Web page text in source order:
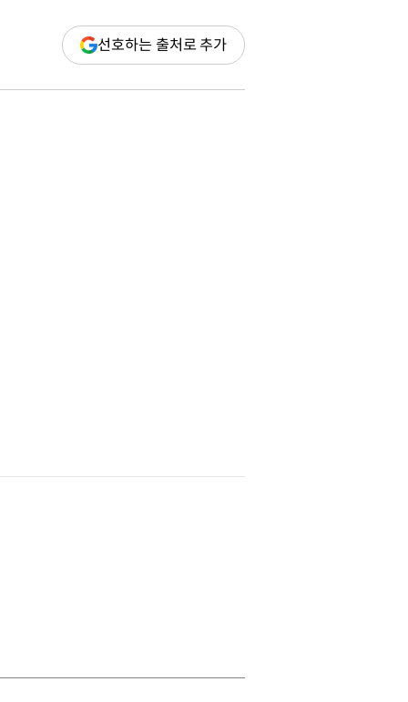
선호하는 출처로 추가(새
창
열림)